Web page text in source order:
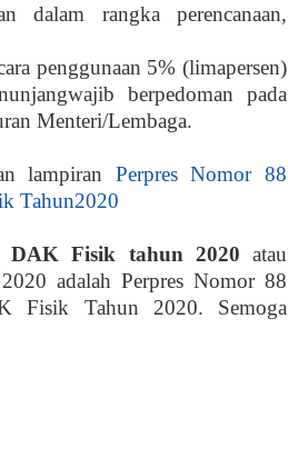
rangka perencanaan,
penggunaan 5% (limapersen)
berpedoman pada
Menteri/Lembaga.
lampiran PerpresNomor 88
Tahun2020
DAK Fisik tahun 2020 atau
2020 adalah PerpresNomor 88
Fisik Tahun 2020. Semoga